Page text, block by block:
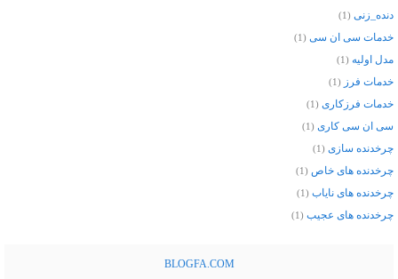
دنده_زنی (1)
خدمات سی ان سی (1)
مدل اولیه (1)
خدمات فرز (1)
خدمات فرزکاری (1)
سی ان سی کاری (1)
چرخدنده سازی (1)
چرخدنده های خاص (1)
چرخدنده های نایاب (1)
چرخدنده های عجیب (1)
BLOGFA.COM